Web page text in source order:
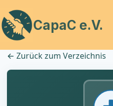
Inhalt
springen
CapaC e.V.
← Zurück zum Verzeichnis